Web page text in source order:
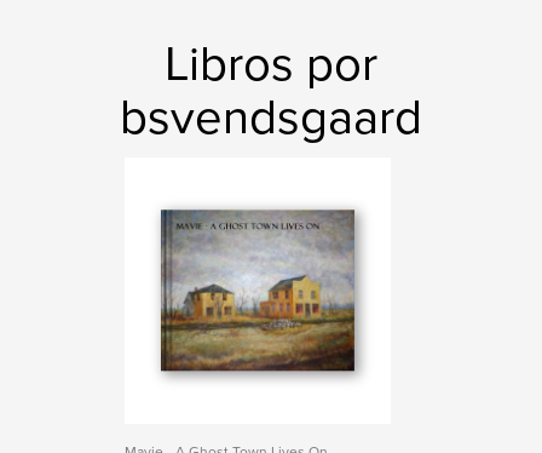
Libros por
bsvendsgaard